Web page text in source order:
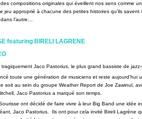
compositions originales qui éveillent nos sens comme
jeu approprié à chacune des petites histoires qu’ils savent
l’autre…
featuring BIRELI LAGRENE
Jaco Pastorius, le plus grand bassiste de
toute une génération de musiciens et reste aujourd’hui
soit au sein du groupe Weather Report de Joe Zawinul,
Jaco Pastorius a marqué son temps.
ont décidé de faire vivre à leur Big Band une idée
Jaco Pastorius. Ils ont pour cela invité Bireli Lagrène